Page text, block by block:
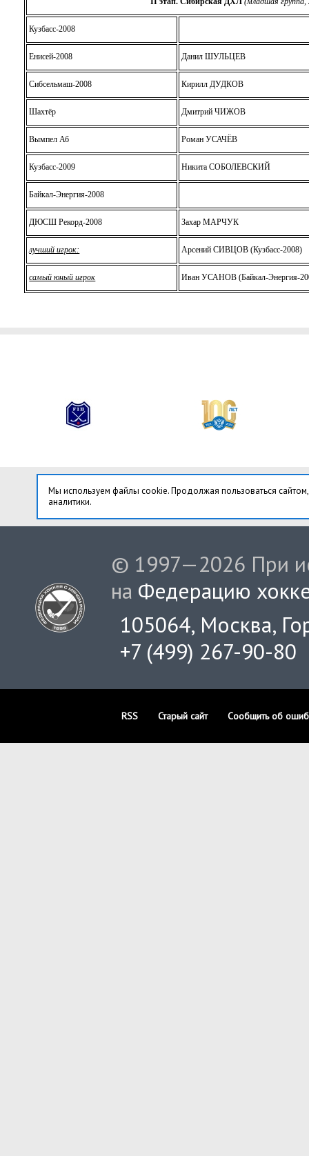
Кузбасс-2008
Енисей-2008 Данил ШУЛЬЦЕВ
Сибсельмаш-2008 Кирилл ДУДКОВ
Шахтёр Дмитрий ЧИЖОВ
Вымпел Аб Роман УСАЧЁВ
Кузбасс-2009 Никита СОБОЛЕВСКИЙ
Байкал-Энергия-2008
ДЮСШ Рекорд-2008 Захар МАРЧУК
лучший игрок: Арсений СИВЦОВ (Кузбасс-2008)
самый юный игрок Иван УСАНОВ (Байкал-Энергия-
Мы используем файлы cookie. Продолжая пользоваться
аналитики.
© 1997—2026 При
на Федерацию
105064, Москва,
+7 (499) 267-90-80
RSS Старый сайт Сообщить об